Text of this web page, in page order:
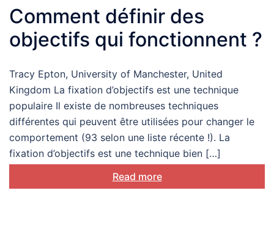
Comment définir des
objectifs qui fonctionnent ?
Tracy Epton, University of Manchester, United
Kingdom La fixation d’objectifs est une technique
populaire Il existe de nombreuses techniques
différentes qui peuvent être utilisées pour changer le
comportement (93 selon une liste récente !). La
fixation d’objectifs est une technique bien […]
Read more